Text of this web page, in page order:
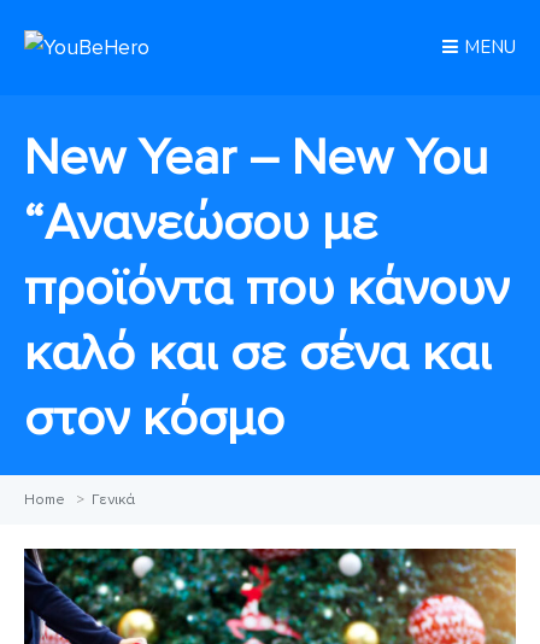
MENU
New Year – New You
“Ανανεώσου με
προϊόντα που κάνουν
καλό και σε σένα και
στον κόσμο
Home > Γενικά